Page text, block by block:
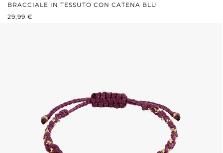
BRACCIALE IN TESSUTO CON CATENA BLU
PREZZO NORMALE:
29,99 €